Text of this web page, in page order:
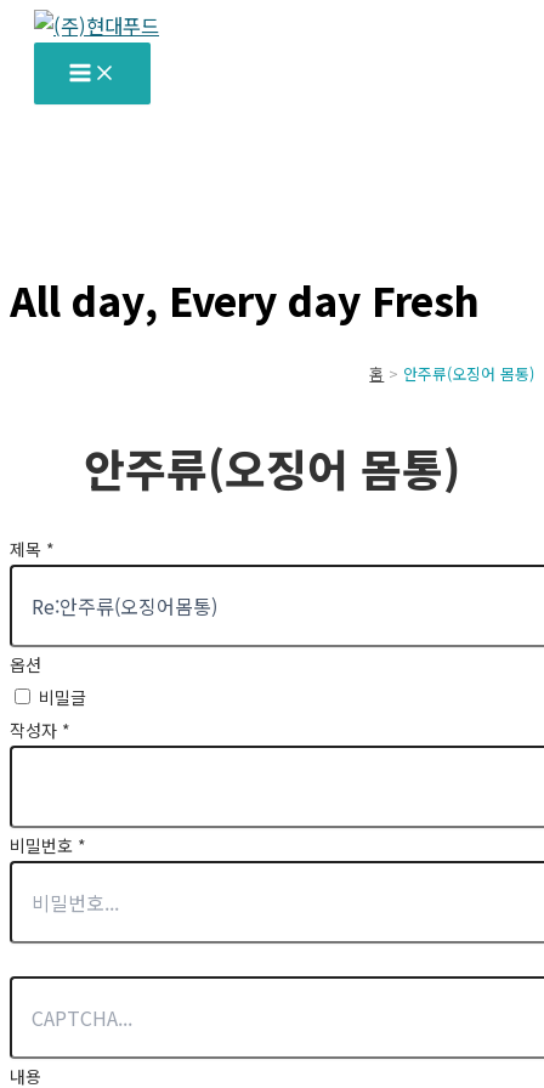
All day, Every day Fresh
홈 안주류(오징어 몸통)
안주류(오징어 몸통)
제목 *
옵션
비밀글
작성자 *
비밀번호 *
내용